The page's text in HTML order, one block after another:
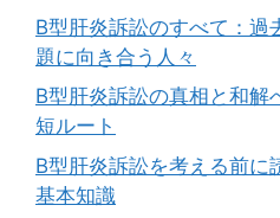
B型肝炎訴訟のすべて：過
題に向き合う人々
B型肝炎訴訟の真相と和
短ルート
B型肝炎訴訟を考える前に
基本知識